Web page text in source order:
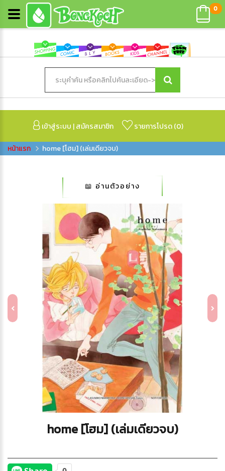
เข้าสู่ระบบ |สมัครสมาชิก รายการโปรด (0)
0
home [โฮม] (เล่มเดียวจบ)
📖 อ่านตัวอย่าง
home [โฮม] (เล่มเดียวจบ)